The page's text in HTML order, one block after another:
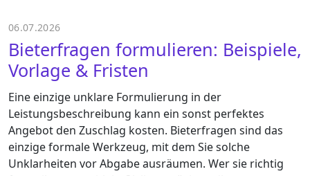
06.07.2026
Bieterfragen formulieren: Beispiele,
Vorlage & Fristen
Eine einzige unklare Formulierung in der
Leistungsbeschreibung kann ein sonst perfektes
Angebot den Zuschlag kosten. Bieterfragen sind das
einzige formale Werkzeug, mit dem Sie solche
Unklarheiten vor Abgabe ausräumen. Wer sie richtig